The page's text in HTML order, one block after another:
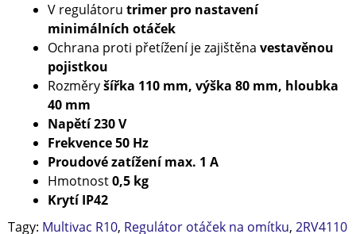
V regulátoru trimer pro nastavení
minimálních otáček
Ochrana proti přetížení je zajištěna vestavěnou
pojistkou
Rozměryšířka 110 mm, výška 80 mm, hloubka
40 mm
Napětí 230 V
Frekvence 50 Hz
Proudové zatížení max. 1 A
Hmotnost0,5 kg
Krytí IP42
Tagy: Multivac R10, Regulátor otáček na omítku, 2RV4110